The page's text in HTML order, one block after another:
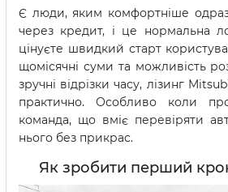
Є люди, яким комфортніше
через кредит, і це нормальна
цінуєте швидкий старт
щомісячні суми та можливість
зручні відрізки часу, лізинг
практично. Особливо коли
команда, що вміє перевіряти
нього без прикрас.
Як зробити перший